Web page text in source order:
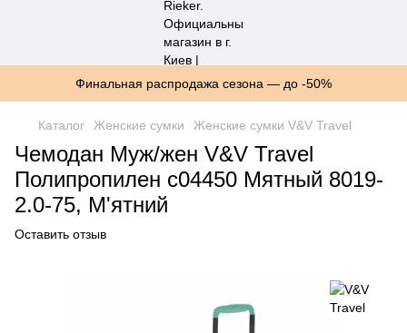
Финальная распродажа сезона — до -50%
Каталог Женские сумки Женские сумки V&V Travel
Чемодан Муж/жен V&V Travel
Полипропилен c04450 Мятный 8019-
2.0-75, М'ятний
Оставить отзыв